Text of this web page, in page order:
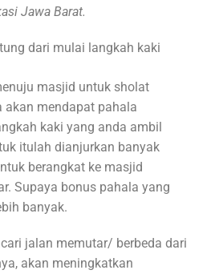
Jawa Barat.
dari mulai langkah kaki
masjid untuk sholat
akan mendapat pahala
kaki yang anda ambil
itulah dianjurkan banyak
berangkat ke masjid
Supaya bonus pahala yang
banyak.
jalan memutar/ berbeda dari
akan meningkatkan